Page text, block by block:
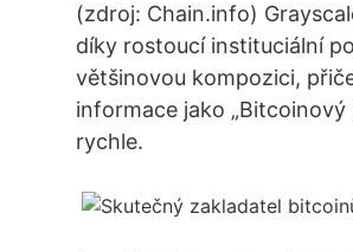
(zdroj: Chain.info)
díky rostoucí instituciální
většinovou kompozici,
informace jako
rychle.